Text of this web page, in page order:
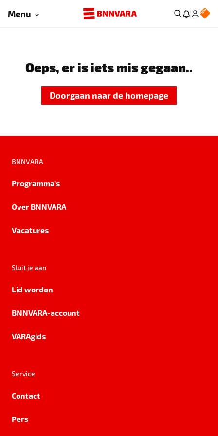
Menu
Oeps, er is iets mis gegaan..
Doorgaan naar de homepage
BNNVARA
Programma's
Over BNNVARA
Vacatures
Sluit je aan
Lid worden
BNNVARA-account
VARAgids
Service
Contact
Pers